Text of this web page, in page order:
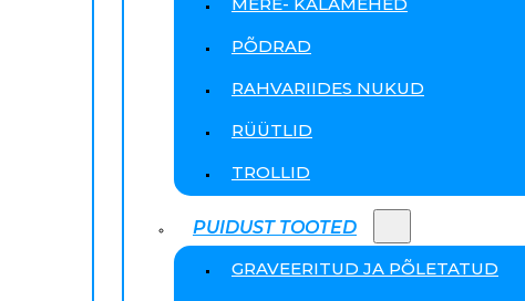
PÕDRAD
RAHVARIIDES NUKUD
RÜÜTLID
TROLLID
PUIDUST TOOTED
GRAVEERITUD JA PÕLETATUD